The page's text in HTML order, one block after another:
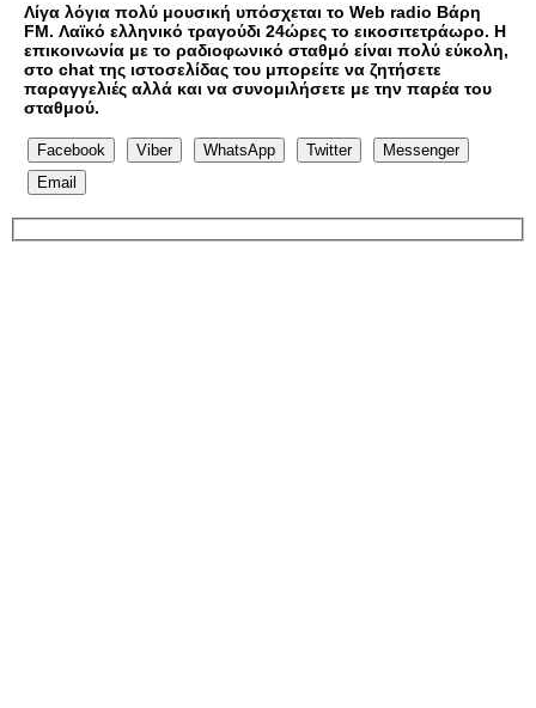
Λίγα λόγια πολύ μουσική υπόσχεται το Web radio Βάρη
FM. Λαϊκό ελληνικό τραγούδι 24ώρες το εικοσιτετράωρο. Η
επικοινωνία με το ραδιοφωνικό σταθμό είναι πολύ εύκολη,
στο chat της ιστοσελίδας του μπορείτε να ζητήσετε
παραγγελιές αλλά και να συνομιλήσετε με την παρέα του
σταθμού.
Facebook Viber WhatsApp Twitter
Messenger
Email